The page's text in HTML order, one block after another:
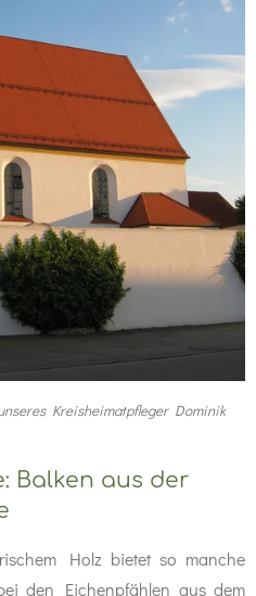
Kreisheimatpfleger Dominik
Balken aus der
Holz bietet so manche
den Eichenpfählen aus dem